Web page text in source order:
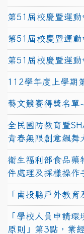
第51屆校慶暨運
第51屆校慶暨運
第51屆校慶暨運
112學年度上學期
藝文競賽得獎名單
全民國防教育暨
青春無限創意飆舞
衛生福利部食品藥
件處理及採樣操作
「南投縣戶外教育
「學校人員申請
原則」第3點，業